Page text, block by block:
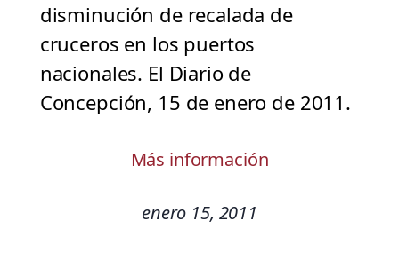
disminución de recalada de
cruceros en los puertos
nacionales. El Diario de
Concepción, 15 de enero de 2011.
Más información
enero 15, 2011